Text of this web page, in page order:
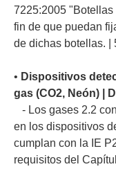
7225:2005 "Botellas
fin de que puedan
de dichas botellas. |
• Dispositivos
gas (CO2, Neón) |
- Los gases 2.2
en los dispositivos
cumplan con la IE
requisitos del